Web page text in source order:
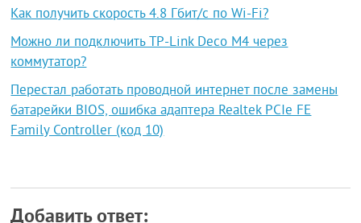
Как получить скорость 4.8 Гбит/с по Wi-Fi?
Можно ли подключить TP-Link Deco M4 через
коммутатор?
Перестал работать проводной интернет после замены
батарейки BIOS, ошибка адаптера Realtek PCIe FE
Family Controller (код 10)
Добавить ответ: